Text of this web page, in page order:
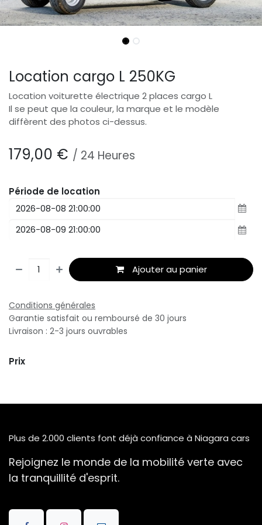
Location cargo L 250KG
Location voiturette électrique 2 places cargo L
Il se peut que la couleur, la marque et le modèle
diffèrent des photos ci-dessus.
179,00 € / 24 Heures
Période de location
Ajouter au panier
Conditions générales
Garantie satisfait ou remboursé de 30 jours
Livraison : 2-3 jours ouvrables
Prix
Plus de 2.000 clients font déjà confiance à Niagara cars
Rejoignez le monde de la mobilité verte avec
la tranquillité d'esprit.